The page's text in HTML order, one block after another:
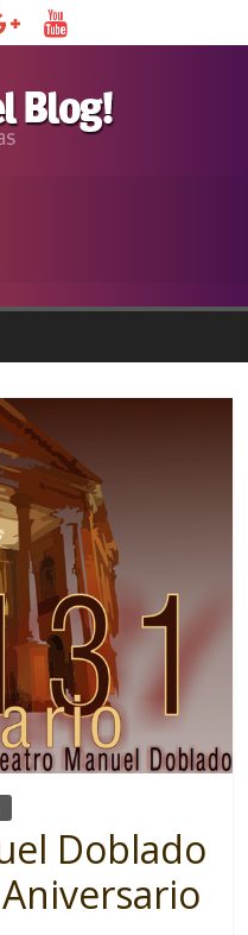
Doblado